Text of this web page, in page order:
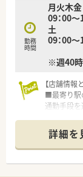
勤務
時間
月火木金
09：00～
土
09：00～
※週40
【店舗情報
■最寄り駅
通勤手段を
度を応需し
■現在は
新たな仲
詳細を